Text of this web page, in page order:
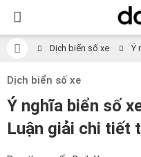
Dịch biển số xe Ý
Dịch biển số xe
Ý nghĩa biển số
Luận giải chi tiết